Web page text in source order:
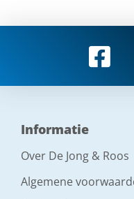
Informatie
Over De Jong & Roos
Algemene